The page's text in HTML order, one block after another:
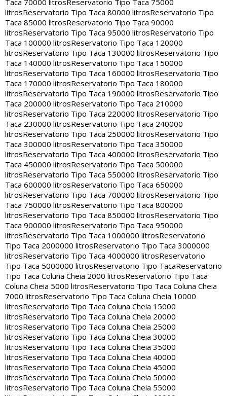
Taca 70000 litros Reservatorio Tipo Taca 75000
litrosReservatorio Tipo Taca 80000 litrosReservatorio Tipo
Taca 85000 litrosReservatorio Tipo Taca 90000
litrosReservatorio Tipo Taca 95000 litrosReservatorio Tipo
Taca 100000 litrosReservatorio Tipo Taca 120000
litrosReservatorio Tipo Taca 130000 litrosReservatorio Tipo
Taca 140000 litrosReservatorio Tipo Taca 150000
litrosReservatorio Tipo Taca 160000 litrosReservatorio Tipo
Taca 170000 litrosReservatorio Tipo Taca 180000
litrosReservatorio Tipo Taca 190000 litrosReservatorio Tipo
Taca 200000 litrosReservatorio Tipo Taca 210000
litrosReservatorio Tipo Taca 220000 litrosReservatorio Tipo
Taca 230000 litrosReservatorio Tipo Taca 240000
litrosReservatorio Tipo Taca 250000 litrosReservatorio Tipo
Taca 300000 litrosReservatorio Tipo Taca 350000
litrosReservatorio Tipo Taca 400000 litrosReservatorio Tipo
Taca 450000 litrosReservatorio Tipo Taca 500000
litrosReservatorio Tipo Taca 550000 litrosReservatorio Tipo
Taca 600000 litrosReservatorio Tipo Taca 650000
litrosReservatorio Tipo Taca 700000 litrosReservatorio Tipo
Taca 750000 litrosReservatorio Tipo Taca 800000
litrosReservatorio Tipo Taca 850000 litrosReservatorio Tipo
Taca 900000 litrosReservatorio Tipo Taca 950000
litrosReservatorio Tipo Taca 1000000 litrosReservatorio
Tipo Taca 2000000 litrosReservatorio Tipo Taca 3000000
litrosReservatorio Tipo Taca 4000000 litrosReservatorio
Tipo Taca 5000000 litrosReservatorio Tipo TacaReservatorio
Tipo Taca Coluna Cheia 2000 litrosReservatorio Tipo Taca
Coluna Cheia 5000 litrosReservatorio Tipo Taca Coluna Cheia
7000 litrosReservatorio Tipo Taca Coluna Cheia 10000
litrosReservatorio Tipo Taca Coluna Cheia 15000
litrosReservatorio Tipo Taca Coluna Cheia 20000
litrosReservatorio Tipo Taca Coluna Cheia 25000
litrosReservatorio Tipo Taca Coluna Cheia 30000
litrosReservatorio Tipo Taca Coluna Cheia 35000
litrosReservatorio Tipo Taca Coluna Cheia 40000
litrosReservatorio Tipo Taca Coluna Cheia 45000
litrosReservatorio Tipo Taca Coluna Cheia 50000
litrosReservatorio Tipo Taca Coluna Cheia 55000